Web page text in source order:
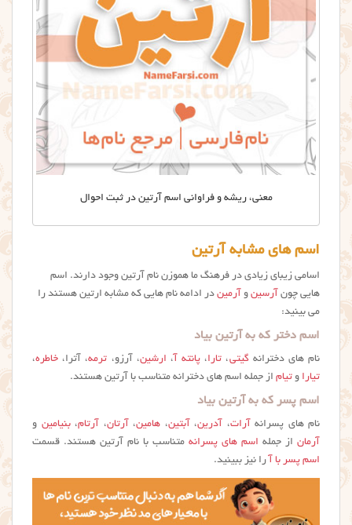
معنی، ریشه و فراوانی اسم آرتین در ثبت احوال
اسم های مشابه آرتین
اسامی زیبای زیادی در فرهنگ ما هموزن نام آرتین وجود دارند. اسم
هایی چون آرسین و آرمین در ادامه نام هایی که مشابه ارتين هستند را
می بینید:
اسم دختر که به آرتین بیاد
نام های دخترانهگیتی، تارا، پانته آ، ارشین، آرزو، ترمه، آترا، خاطره،
تیارا و تیام از جمله اسم های دخترانه متناسب با آرتین هستند.
اسم پسر که به آرتین بیاد
نام های پسرانه آرات، آدرین، آبتین، هامین، آرتان، آرتام،بنیامین و
آرمان از جمله اسم های پسرانه متناسب با نام آرتین هستند. قسمت
اسم پسر با آ را نیز ببینید.